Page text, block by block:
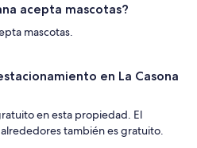
acepta mascotas?
mascotas.
en La Casona
en esta propiedad. El
también es gratuito.